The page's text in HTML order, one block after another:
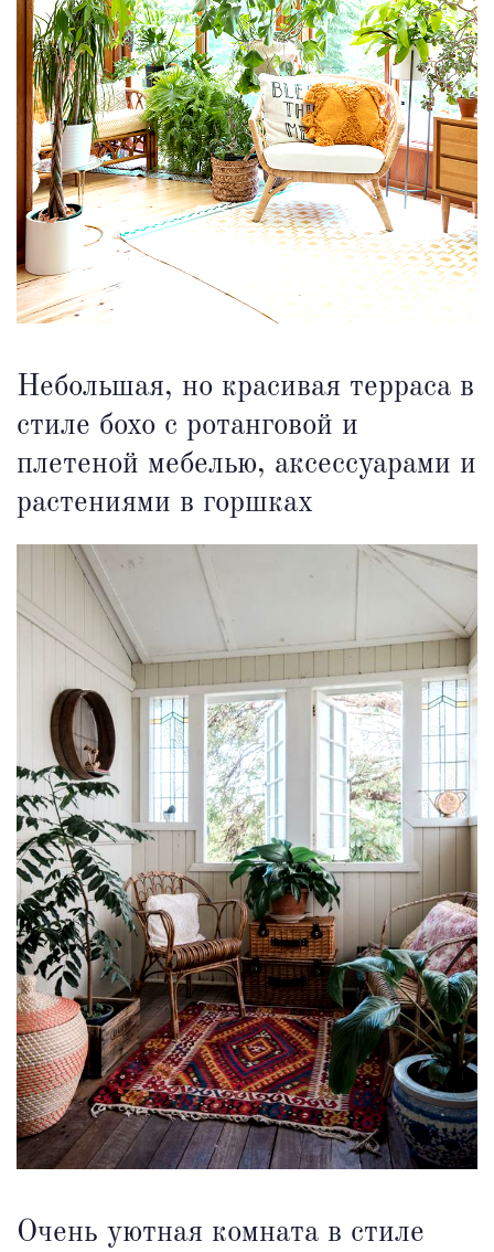
Небольшая, но красивая терраса в
стиле бохо с ротанговой и
плетеной мебелью, аксессуарами и
растениями в горшках
Очень уютная комната в стиле